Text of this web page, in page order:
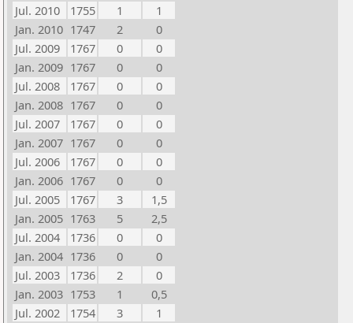
Jul. 2010
1755 1
1
Jan. 2010 1747 2
0
Jul. 2009
1767 0
0
Jan. 2009 1767 0
0
Jul. 2008
1767 0
0
Jan. 2008 1767 0
0
Jul. 2007
1767 0
0
Jan. 2007 1767 0
0
Jul. 2006
1767 0
0
Jan. 2006 1767 0
0
Jul. 2005
1767 3
1,5
Jan. 2005 1763 5
2,5
Jul. 2004
1736 0
0
Jan. 2004 1736 0
0
Jul. 2003
1736 2
0
Jan. 2003 1753 1
0,5
Jul. 2002
1754 3
1